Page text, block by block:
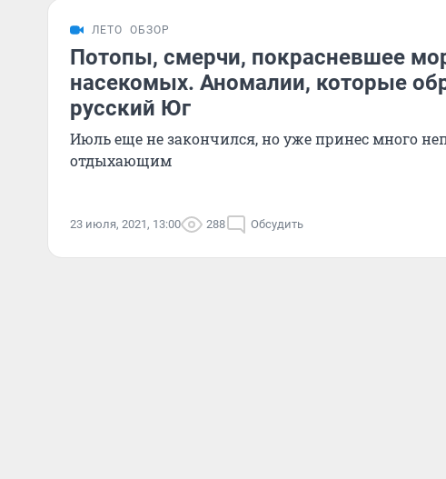
ЛЕТО ОБЗОР
Потопы, смерчи, покрасневшее
насекомых. Аномалии, которые
русский Юг
Июль еще не закончился, но уже принес много
отдыхающим
23 июля, 2021, 13:00 288 Обсудить